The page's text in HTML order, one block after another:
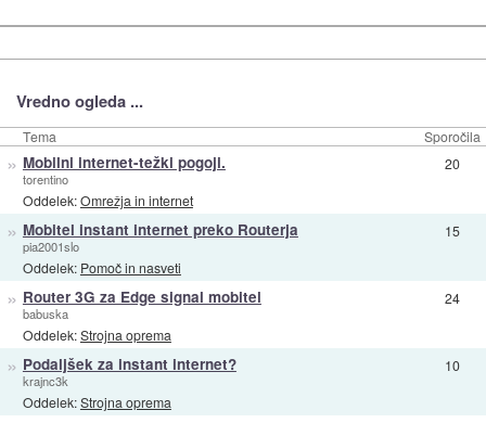
Vredno ogleda ...
Tema Sporočila
» Mobilni internet-težki pogoji.
torentino
Oddelek:Omrežja in internet
20
» Mobitel instant internet preko Routerja
pia2001slo
Oddelek: Pomoč in nasveti
15
» Router 3G za Edge signal mobitel
babuska
Oddelek:Strojna oprema
24
» Podaljšek za instant internet?
krajnc3k
Oddelek:Strojna oprema
10